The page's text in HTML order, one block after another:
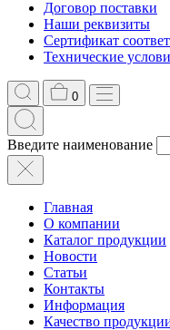
Договор поставки
Наши реквизиты
Сертификат
Технические
0
Введите наименование
Главная
О компании
Каталог продукции
Новости
Статьи
Контакты
Информация
Качество